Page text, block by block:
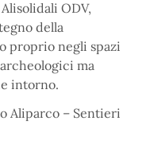
ODV,
della
proprio negli spazi
ma
intorno.
Aliparco – Sentieri